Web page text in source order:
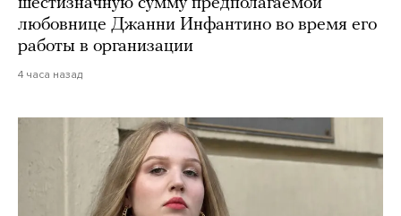
шестизначную сумму предполагаемой
любовнице Джанни Инфантино во время его
работы в организации
4 часа назад